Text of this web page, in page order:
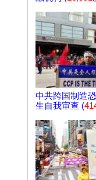
中共跨国制造
生自我审查 (